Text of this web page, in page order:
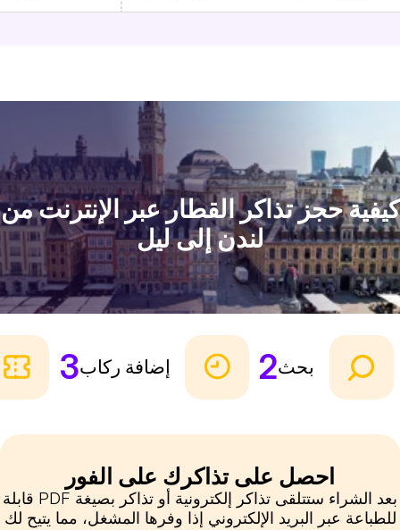
حجز تذاكر القطار عبر الإنترنت من
لندن إلى ليل
بحث2 إضافة ركاب3
احصل على تذاكرك على الفور
بعد الشراء ستتلقى تذاكر إلكترونية أو تذاكر بصيغة PDF قابلة
للطباعة عبر البريد الإلكتروني إذا وفرها المشغل، مما يتيح لك